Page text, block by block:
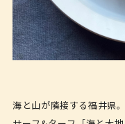
海と山が隣接する福井県。